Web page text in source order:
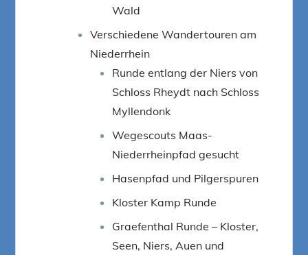
Wald
Verschiedene Wandertouren am
Niederrhein
Runde entlang der Niers von
Schloss Rheydt nach Schloss
Myllendonk
Wegescouts Maas-
Niederrheinpfad gesucht
Hasenpfad und Pilgerspuren
Kloster Kamp Runde
Graefenthal Runde – Kloster,
Seen, Niers, Auen und